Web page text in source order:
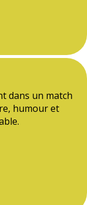
dans un match
humour et